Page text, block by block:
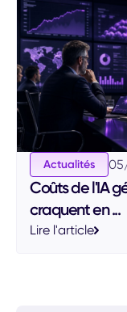
Actualités 05
Coûts de l'IA
craquent en ...
Lire l'article